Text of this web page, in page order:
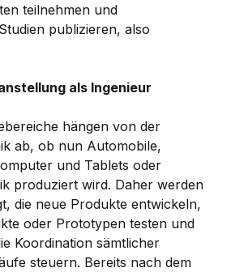
teilnehmen und
publizieren, also
als Ingenieur
hängen von der
ab, ob nun Automobile,
und Tablets oder
produziert wird. Daher werden
die neue Produkte entwickeln,
oder Prototypen testen und
Koordination sämtlicher
steuern. Bereits nach dem